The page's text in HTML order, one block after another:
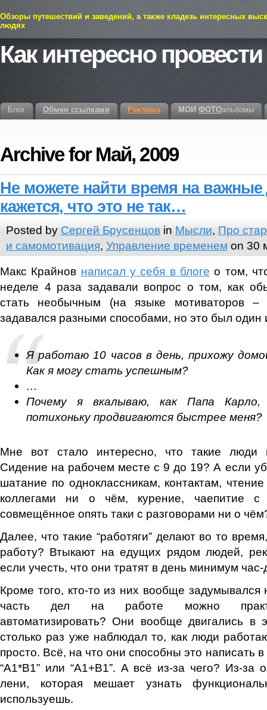
Обзоры путешествий и заведений, а также кладезь интересных
людях
Как интересно
Блог Обмен ссылками Реклама МОИ ФОТОальбомы
Archive for Май, 2009
Не можете найти время на
кажется, что это не так…
Posted by Сергей Брусенцовin Мысли, Про
и самомотивация, Управление временем on 30
Макс Крайнов написал у себя в блоге о том,
неделе 4 раза задавали вопрос о том, как
стать необычным (на языке мотиваторов –
задавался разными способами, но это был один
Я работаю 10 часов в день, прихожу
Как я могу стать успешным?
…
Почему я вкалываю, как Папа
потихоньку продвигаются быстрее меня?
Мне вот стало интересно, что такие люди
Сидение на рабочем месте с 9 до 19? А если
шатание по одноклассникам, контактам,
коллегами ни о чём, курение, чаепитие
совмещённое опять таки с разговорами ни о
Далее, что такие “работяги” делают во то
работу? Втыкают на едущих рядом людей,
если учесть, что они тратят в день минимум
Кроме того, кто-то из них вообще
часть дел на работе можно
автоматизировать? Они вообще двигались в
столько раз уже наблюдал то, как люди
просто. Всё, на что они способны это написать
“А1*В1” или “А1+В1”. А всё из-за чего? Из-за
лени, которая мешает узнать
используешь.